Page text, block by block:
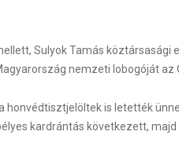
Sulyok Tamás köztársasági
nemzeti lobogóját az
honvédtisztjelöltek is letették
kardrántás következett,